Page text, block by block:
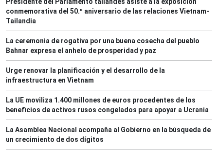
conmemorativa del 50.º aniversario de las relaciones Vietnam-
Tailandia
La ceremonia de rogativa por una buena cosecha del pueblo
Bahnar expresa el anhelo de prosperidad y paz
Urge renovar la planificación y el desarrollo de la
infraestructura en Vietnam
La UE moviliza 1.400 millones de euros procedentes de los
beneficios de activos rusos congelados para apoyar a Ucrania
La Asamblea Nacional acompaña al Gobierno en la búsqueda de
un crecimiento de dos dígitos